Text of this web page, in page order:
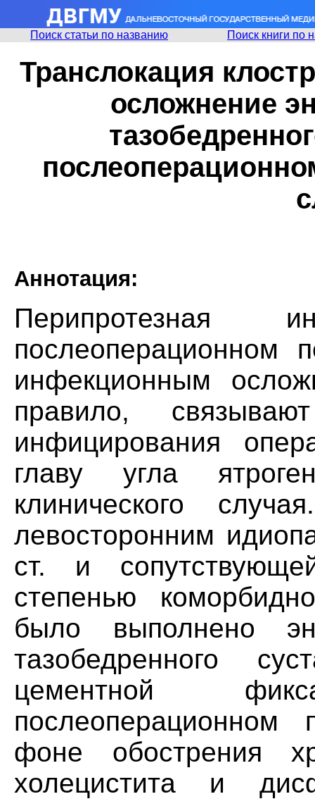
Поиск статьи по названию Поиск книги по
Транслокация
осложнение
Аннотация:
послеоперационном
инфекционным
правило,
инфицирования
главу угла
клинического
левосторонним
ст. и
степенью
было выполнено
тазобедренного
цементной
фоне обострения
холецистита и